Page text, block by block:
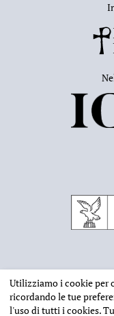
Utilizziamo i cookie per
ricordando le tue
l'uso di tutti i cookies.